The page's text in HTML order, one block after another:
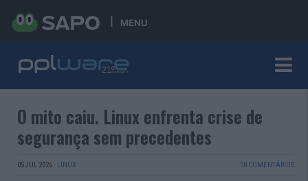
MENU
O mito caiu. Linux enfrenta crise de
segurança sem precedentes
05 JUL 2026 · LINUX 98 COMENTÁRIOS